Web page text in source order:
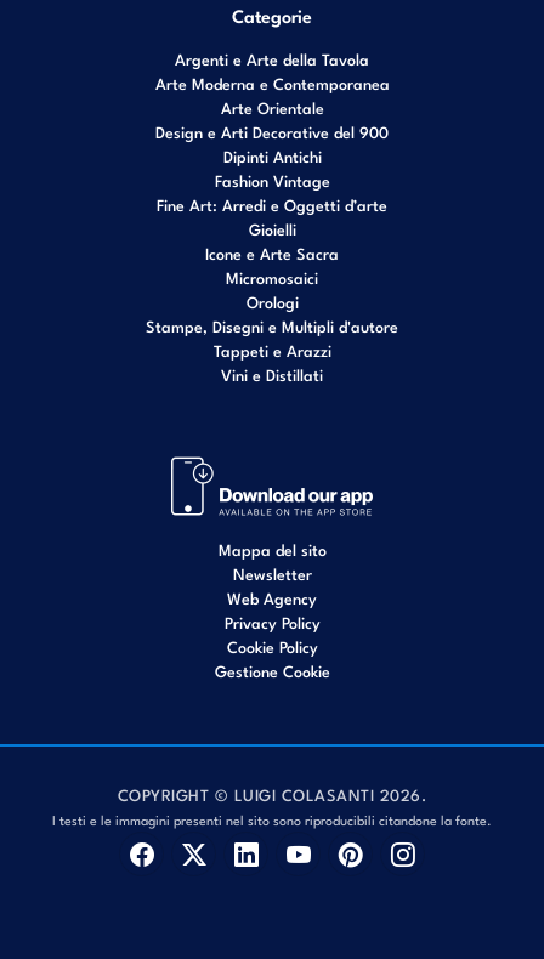
Categorie
Argenti e Arte della Tavola
Arte Moderna e Contemporanea
Arte Orientale
Design e Arti Decorative del 900
Dipinti Antichi
Fashion Vintage
Fine Art: Arredi e Oggetti d’arte
Gioielli
Icone e Arte Sacra
Micromosaici
Orologi
Stampe, Disegni e Multipli d'autore
Tappeti e Arazzi
Vini e Distillati
Mappa del sito
Newsletter
Web Agency
Privacy Policy
Cookie Policy
Gestione Cookie
COPYRIGHT © LUIGI COLASANTI 2026.
I testi e le immagini presenti nel sito sono riproducibili citandone la fonte.